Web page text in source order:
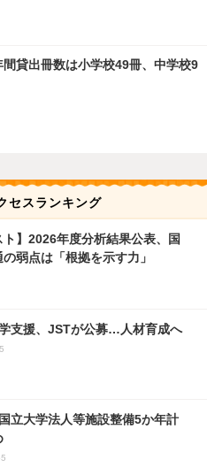
貸出冊数は小学校49冊、中学校9
セスランキング
ト】2026年度分析結果公表、国
弱点は「根拠を示す力」
支援、JSTが公募…人材育成へ
立大学法人等施設整備5か年計